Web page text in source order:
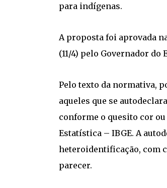
para indígenas.
A proposta foi aprovada
(11/4) pelo Governador do
Pelo texto da normativa,
aqueles que se
conforme o quesito cor
Estatística – IBGE. A
heteroidentificação, com
parecer.